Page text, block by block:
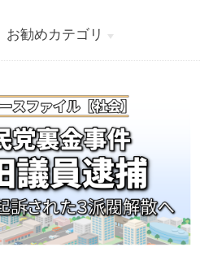
お勧めカテゴリ
投稿
学び
マンガ
電子書籍